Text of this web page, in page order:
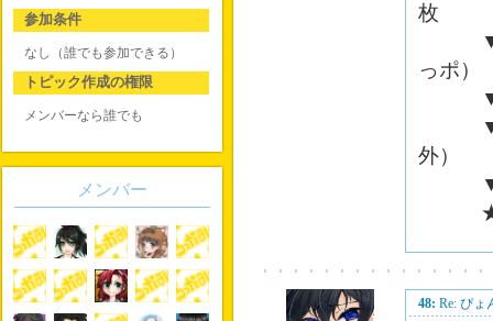
枚
▼中
っポ）
▼小
▼末
外）
▼ 凶
★に
48: Re: ぴ
参加条件
なし（誰でも参加できる）
トピック作成の権限
メンバーなら誰でも
メンバー